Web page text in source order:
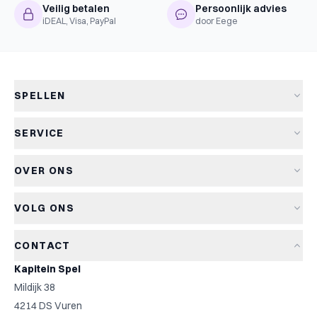
Veilig betalen
iDEAL, Visa, PayPal
Persoonlijk advies
door Eege
SPELLEN
Nieuwe spellen
Kinderspellen
Top 10
SERVICE
Retourneren
OVER ONS
Het Kapiteinsspel
Spelregels
Contact
VOLG ONS
CONTACT
Kapitein Spel
Mildijk 38
4214 DS Vuren